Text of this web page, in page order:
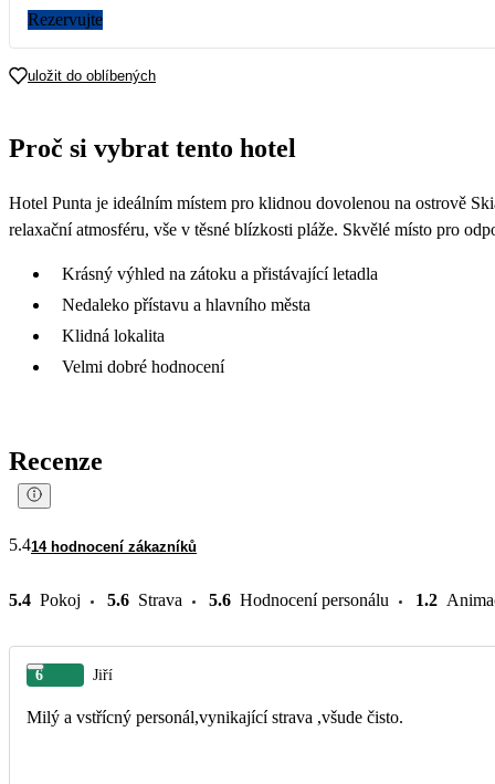
Rezervujte
uložit do oblíbených
Proč si vybrat tento hotel
Hotel Punta je ideálním místem pro klidnou dovolenou na ostrově
relaxační atmosféru, vše v těsné blízkosti pláže. Skvělé místo pro
Krásný výhled na zátoku a přistávající letadla
Nedaleko přístavu a hlavního města
Klidná lokalita
Velmi dobré hodnocení
Recenze
5.414 hodnocení zákazníků
5.4 Pokoj 5.6 Strava 5.6 Hodnocení personálu 1.2
6 Jiří
Milý a vstřícný personál,vynikající strava ,všude čisto.